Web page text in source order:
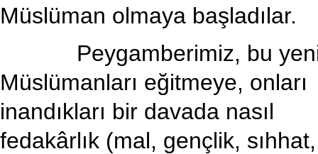
Müslüman olmaya başladılar.
Peygamberimiz, bu
Müslümanları eğitmeye, onları
inandıkları bir davada nasıl
fedakârlık (mal, gençlik, sıhhat,